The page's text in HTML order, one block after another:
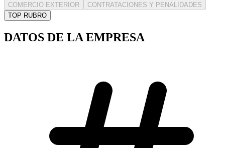
COMERCIO EXTERIOR
CONTRATACIONES Y PENALIDADES
TOP RUBRO
DATOS DE LA EMPRESA